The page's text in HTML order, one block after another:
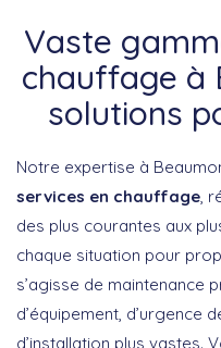
Vaste
chauffage à
solutions
Notre expertise à
services en chauffage ,
des plus courantes aux
chaque situation pour
s’agisse de maintenance
d’équipement, d’urgence
d’installation plus vastes.